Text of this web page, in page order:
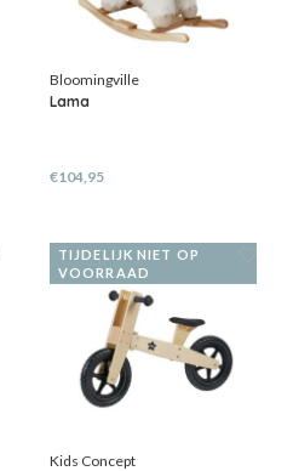
Bloomingville
Lama
€104,95
TIJDELIJK NIET OP
VOORRAAD
Kids Concept